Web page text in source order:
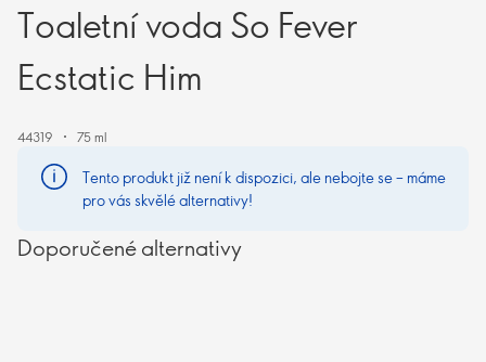
Toaletní voda So Fever
Ecstatic Him
44319 75 ml
Tento produkt již není k dispozici, ale nebojte se – máme
pro vás skvělé alternativy!
Doporučené alternativy